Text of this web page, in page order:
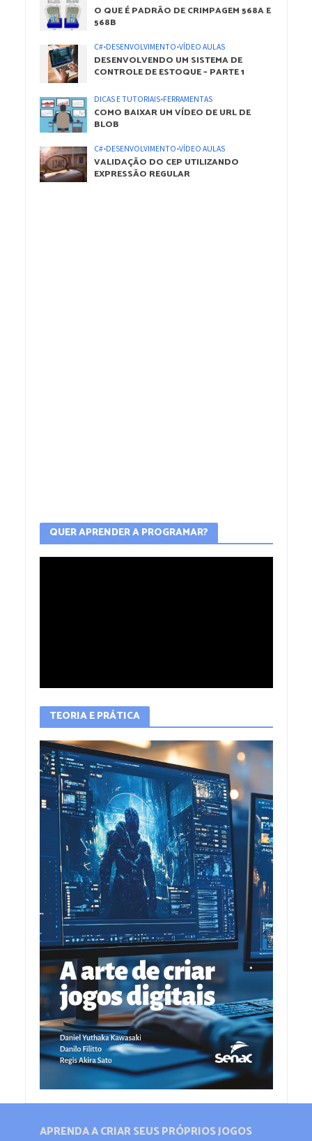
O QUE É PADRÃO DE CRIMPAGEM 568A E
568B
C#•DESENVOLVIMENTO•VÍDEO AULAS
DESENVOLVENDO UM SISTEMA DE
CONTROLE DE ESTOQUE – PARTE 1
DICAS E TUTORIAIS•FERRAMENTAS
COMO BAIXAR UM VÍDEO DE URL DE
BLOB
C#•DESENVOLVIMENTO•VÍDEO AULAS
VALIDAÇÃO DO CEP UTILIZANDO
EXPRESSÃO REGULAR
QUER APRENDER A PROGRAMAR?
TEORIA E PRÁTICA
APRENDA A CRIAR SEUS PRÓPRIOS JOGOS